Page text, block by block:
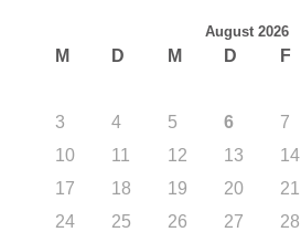
August 2026
M D M D F
3
4 5 6 7
10
11 12 13 14
17
18 19 20 21
24
25 26 27 28